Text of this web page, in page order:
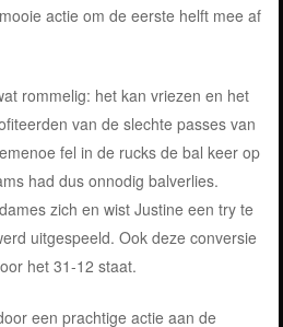
actie om de eerste helft mee af
rommelig: het kan vriezen en het
van de slechte passes van
fel in de rucks de bal keer op
had dus onnodig balverlies.
zich en wist Justine een try te
uitgespeeld. Ook deze conversie
het 31-12 staat.
een prachtige actie aan de